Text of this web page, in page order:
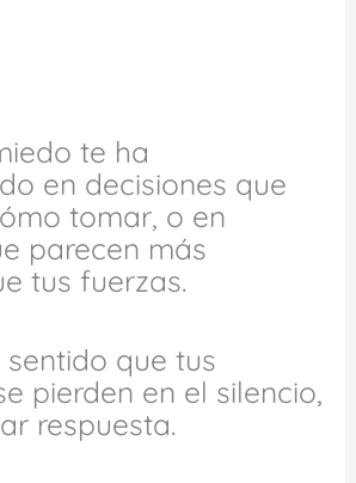
te ha
en decisiones que
tomar, o en
parecen más
tus fuerzas.
sentido que tus
pierden en el silencio,
respuesta.